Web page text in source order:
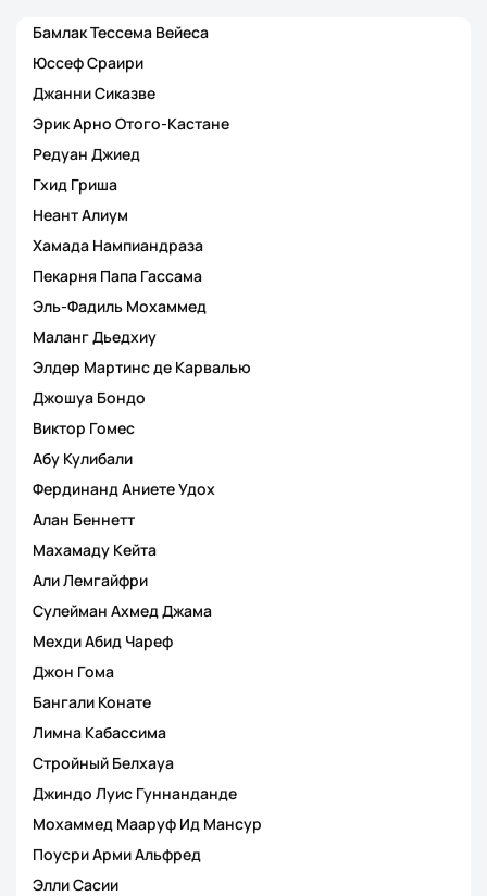
Бамлак Тессема Вейеса
Юссеф Сраири
Джанни Сиказве
Эрик Арно Отого-Кастане
Редуан Джиед
Гхид Гриша
Неант Алиум
Хамада Нампиандраза
Пекарня Папа Гассама
Эль-Фадиль Мохаммед
Маланг Дьедхиу
Элдер Мартинс де Карвалью
Джошуа Бондо
Виктор Гомес
Абу Кулибали
Фердинанд Аниете Удох
Алан Беннетт
Махамаду Кейта
Али Лемгайфри
Сулейман Ахмед Джама
Мехди Абид Чареф
Джон Гома
Бангали Конате
Лимна Кабассима
Стройный Белхауа
Джиндо Луис Гуннанданде
Мохаммед Мааруф Ид Мансур
Поусри Арми Альфред
Элли Сасии